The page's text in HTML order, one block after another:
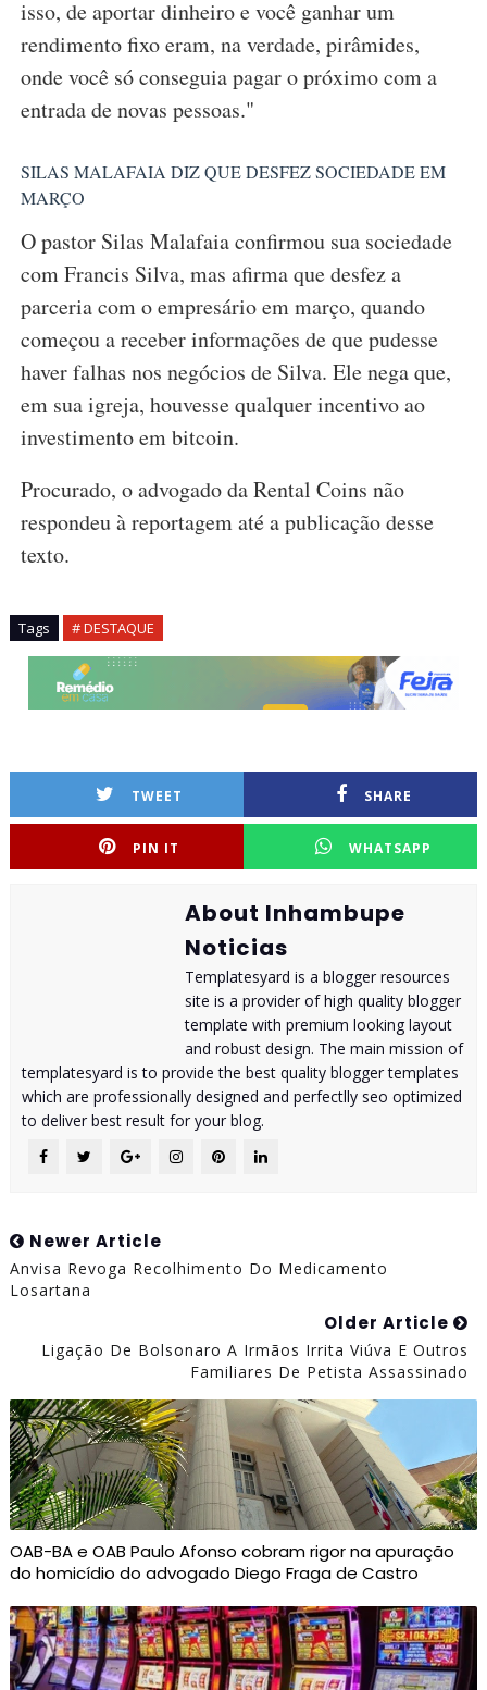
isso, de aportar dinheiro e você ganhar um
rendimento fixo eram, na verdade, pirâmides,
onde você só conseguia pagar o próximo com a
entrada de novas pessoas."
SILAS MALAFAIA DIZ QUE DESFEZ SOCIEDADE EM
MARÇO
O pastor Silas Malafaia confirmou sua sociedade
com Francis Silva, mas afirma que desfez a
parceria com o empresário em março, quando
começou a receber informações de que pudesse
haver falhas nos negócios de Silva. Ele nega que,
em sua igreja, houvesse qualquer incentivo ao
investimento em bitcoin.
Procurado, o advogado da Rental Coins não
respondeu à reportagem até a publicação desse
texto.
Tags # DESTAQUE
TWEET SHARE
PIN IT WHATSAPP
About Inhambupe
Noticias
Templatesyard is a blogger resources
site is a provider of high quality blogger
template with premium looking layout
and robust design. The main mission of
templatesyard is to provide the best quality blogger templates
which are professionally designed and perfectlly seo optimized
to deliver best result for your blog.
Newer Article
Anvisa Revoga Recolhimento Do Medicamento
Losartana
Older Article
Ligação De Bolsonaro A Irmãos Irrita Viúva E Outros
Familiares De Petista Assassinado
OAB-BA e OAB Paulo Afonso cobram rigor na apuração
do homicídio do advogado Diego Fraga de Castro